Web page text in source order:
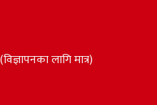
लागि मात्र)